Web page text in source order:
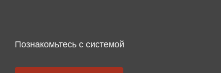
Познакомьтесь с системой